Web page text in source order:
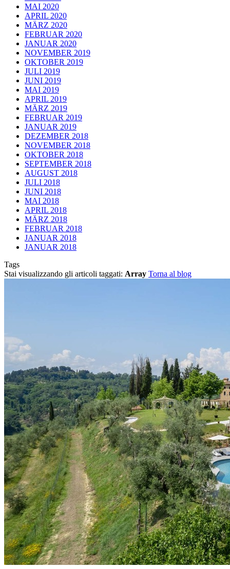
MAI 2020
APRIL 2020
MÄRZ 2020
FEBRUAR 2020
JANUAR 2020
NOVEMBER 2019
OKTOBER 2019
JULI 2019
JUNI 2019
MAI 2019
APRIL 2019
MÄRZ 2019
FEBRUAR 2019
JANUAR 2019
DEZEMBER 2018
NOVEMBER 2018
OKTOBER 2018
SEPTEMBER 2018
AUGUST 2018
JULI 2018
JUNI 2018
MAI 2018
APRIL 2018
MÄRZ 2018
FEBRUAR 2018
JANUAR 2018
JANUAR 2018
Tags
Stai visualizzando gli articoli taggati: Array Torna al blog